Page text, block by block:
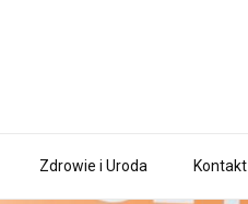
Zdrowie i Uroda Kontakt